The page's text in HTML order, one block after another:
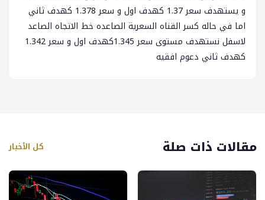
و يستهدف سعر 1.37 كهدف اول و سعر 1.378 كهدف ثاني
اما في حاله كسر القناه السعرية الصاعده خط الاتجاه الصاعد
لاسفل نستهدف مستوى سعر 1.345كهدف اول و سعر 1.342
كهدف ثاني دعوم افقيه
مقالات ذات صلة كل الأخبار